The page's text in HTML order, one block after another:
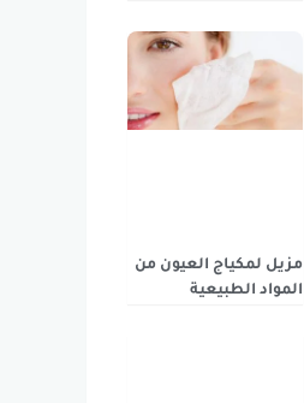
مزيل لمكياج العيون من
المواد الطبيعية